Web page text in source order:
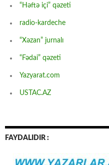
“Həftə içi” qəzeti
radio-kardeche
“Xəzan” jurnalı
“Fədai” qəzeti
Yazyarat.com
USTAC.AZ
FAYDALIDIR :